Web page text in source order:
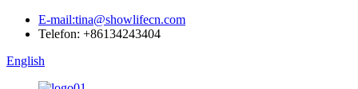
E-mail:tina@showlifecn.com
Telefon: +86134243404
English